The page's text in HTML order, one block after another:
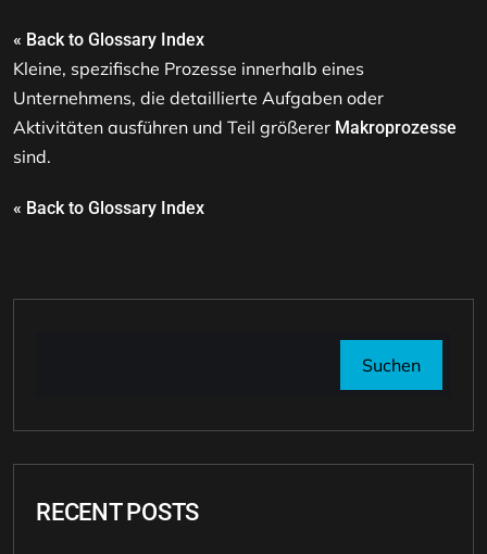
« Back to Glossary Index
Kleine, spezifische Prozesse innerhalb eines
Unternehmens, die detaillierte Aufgaben oder
Aktivitäten ausführen und Teil größerer Makroprozesse
sind.
« Back to Glossary Index
Suchen
RECENT POSTS